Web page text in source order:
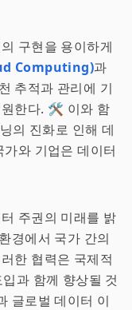
구현을 용이하게
Computing)과
추적과 관리에 기
원한다. 🛠️ 이와 함
의 진화로 인해 데
와 기업은 데이터
주권의 미래를 밝
경에서 국가 간의
한 협력은 국제적
과 함께 향상될 것
글로벌 데이터 이